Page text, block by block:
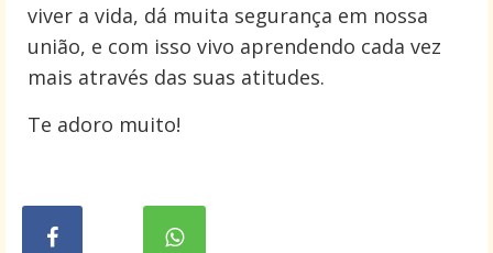
viver a vida, dá muita segurança em nossa
união, e com isso vivo aprendendo cada vez
mais através das suas atitudes.
Te adoro muito!